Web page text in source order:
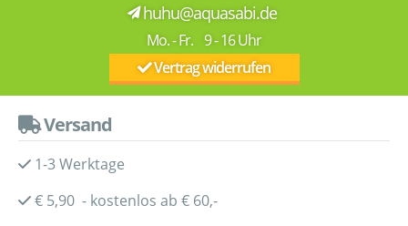
huhu@aquasabi.de
Mo. - Fr. 9 - 16 Uhr
Vertrag widerrufen
Versand
1-3 Werktage
€ 5,90 - kostenlos ab € 60,-